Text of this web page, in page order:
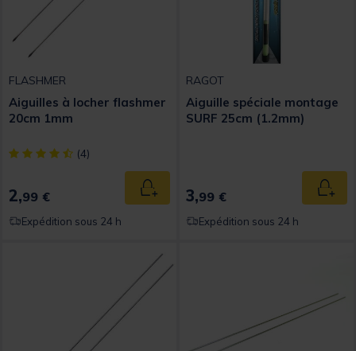
FLASHMER
Aiguilles à locher flashmer
20cm 1mm
[object Object] out of 5 Customer Rating
(4)
2,99 € Ajouter au panier
Expédition sous 24 h
RAGOT
Aiguille spéciale montage
SURF 25cm (1.2mm)
3,99 €
Expédition sous 24 h